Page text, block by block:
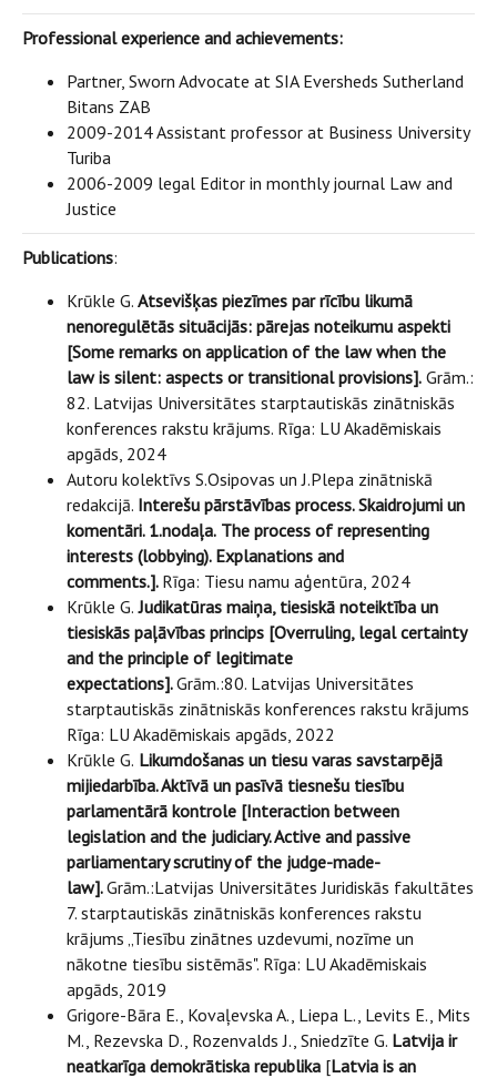
Professional experience and achievements:
Partner, Sworn Advocate at SIA Eversheds Sutherland
Bitans ZAB
2009-2014 Assistant professor at Business University
Turiba
2006-2009 legal Editor in monthly journal Law and
Justice
Publications:
Krūkle G. Atsevišķas piezīmes par rīcību likumā
nenoregulētās situācijās: pārejas noteikumu aspekti
[Some remarks on application of the law when the
law is silent: aspects or transitional provisions]. Grām.:
82. Latvijas Universitātes starptautiskās zinātniskās
konferences rakstu krājums. Rīga: LU Akadēmiskais
apgāds, 2024
Autoru kolektīvs S.Osipovas un J.Plepa zinātniskā
redakcijā. Interešu pārstāvības process. Skaidrojumi un
komentāri. 1.nodaļa. The process of representing
interests (lobbying). Explanations and
comments.]. Rīga: Tiesu namu aģentūra, 2024
Krūkle G. Judikatūras maiņa, tiesiskā noteiktība un
tiesiskās paļāvības princips [Overruling, legal certainty
and the principle of legitimate
expectations].Grām.:80. Latvijas Universitātes
starptautiskās zinātniskās konferences rakstu krājums
Rīga: LU Akadēmiskais apgāds, 2022
Krūkle G. Likumdošanas un tiesu varas savstarpējā
mijiedarbība. Aktīvā un pasīvā tiesnešu tiesību
parlamentārā kontrole [Interaction between
legislation and the judiciary. Active and passive
parliamentary scrutiny of the judge-made-
law].Grām.:Latvijas Universitātes Juridiskās fakultātes
7. starptautiskās zinātniskās konferences rakstu
krājums „Tiesību zinātnes uzdevumi, nozīme un
nākotne tiesību sistēmās". Rīga: LU Akadēmiskais
apgāds, 2019
Grigore-Bāra E., Kovaļevska A., Liepa L., Levits E., Mits
M., Rezevska D., Rozenvalds J., Sniedzīte G. Latvija ir
neatkarīga demokrātiska republika [Latvia is an